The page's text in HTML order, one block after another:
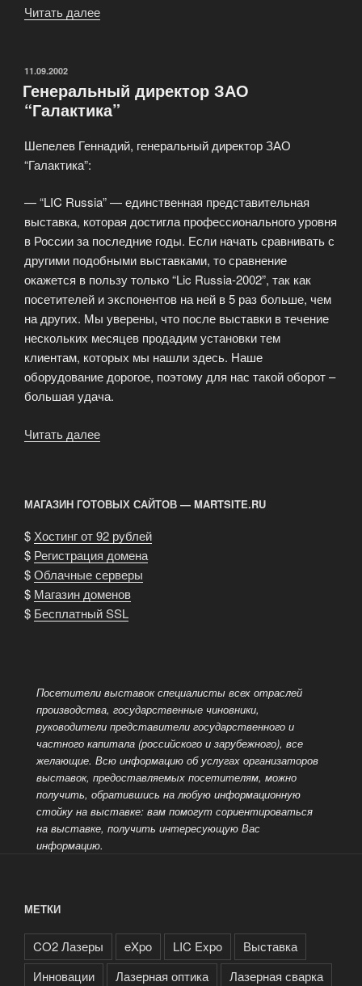
Читать далее
RUSSIA»
ОПУБЛИКОВАНО
11.09.2002
Генеральный директор ЗАО
“Галактика”
Шепелев Геннадий, генеральный директор ЗАО
“Галактика”:
— “LIC Russia” — единственная представительная
выставка, которая достигла профессионального уровня
в России за последние годы. Если начать сравнивать с
другими подобными выставками, то сравнение
окажется в пользу только “Lic Russia-2002”, так как
посетителей и экспонентов на ней в 5 раз больше, чем
на других. Мы уверены, что после выставки в течение
нескольких месяцев продадим установки тем
клиентам, которых мы нашли здесь. Наше
оборудование дорогое, поэтому для нас такой оборот –
большая удача.
Читать далее
МАГАЗИН ГОТОВЫХ САЙТОВ — MARTSITE.RU
$ Хостинг от 92 рублей
$ Регистрация домена
$Облачные серверы
$ Магазин доменов
$ Бесплатный SSL
Посетители выставок специалисты всех отраслей
производства, государственные чиновники,
руководители представители государственного и
частного капитала (российского и зарубежного), все
желающие. Всю информацию об услугах организаторов
выставок, предоставляемых посетителям, можно
получить, обратившись на любую информационную
стойку на выставке: вам помогут сориентироваться
на выставке, получить интересующую Вас
информацию.
МЕТКИ
CO2 Лазеры eXpo LIC Expo
Выставка
Инновации
Лазерная оптика
Лазерная сварка